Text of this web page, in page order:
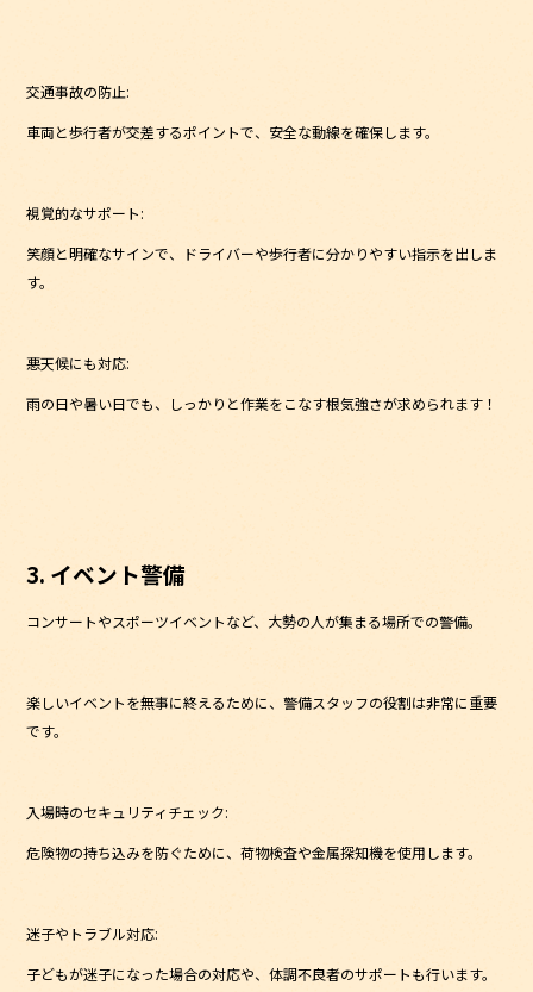
交通事故の防止:
車両と歩行者が交差するポイントで、安全な動線を確保します。
視覚的なサポート:
笑顔と明確なサインで、ドライバーや歩行者に分かりやすい指示を出しま
す。
悪天候にも対応:
雨の日や暑い日でも、しっかりと作業をこなす根気強さが求められます！
3. イベント警備
コンサートやスポーツイベントなど、大勢の人が集まる場所での警備。
楽しいイベントを無事に終えるために、警備スタッフの役割は非常に重要
です。
入場時のセキュリティチェック:
危険物の持ち込みを防ぐために、荷物検査や金属探知機を使用します。
迷子やトラブル対応:
子どもが迷子になった場合の対応や、体調不良者のサポートも行います。